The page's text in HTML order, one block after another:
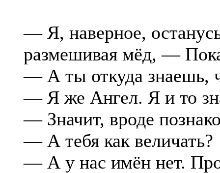
— Я, наверное,
размешивая мёд, —
— А ты откуда знаешь,
— Я же Ангел. Я и то
— Значит, вроде
— А тебя как величать?
— А у нас имён нет.